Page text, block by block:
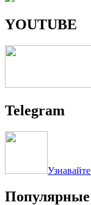
YOUTUBE
Telegram
Популярные